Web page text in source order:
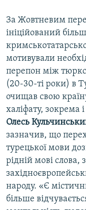
За Жовтневим
ініційований
мотивували
перепон між
(20-30-ті роки) в
очищав свою
халіфату, зокрема
Олесь
зазначив, що
турецької мови
рідній мові слова,
народу. «Є
більше